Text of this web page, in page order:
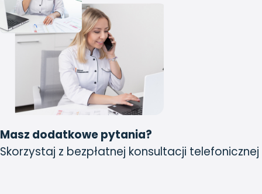
Masz dodatkowe pytania?
Skorzystaj z bezpłatnej konsultacji telefonicznej